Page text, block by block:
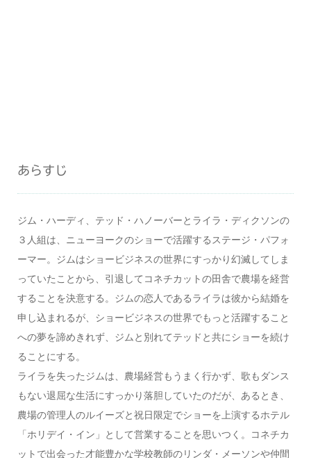
あらすじ
ジム・ハーディ、テッド・ハノーバーとライラ・ディクソンの
３人組は、ニューヨークのショーで活躍するステージ・パフォ
ーマー。ジムはショービジネスの世界にすっかり幻滅してしま
っていたことから、引退してコネチカットの田舎で農場を経営
することを決意する。ジムの恋人であるライラは彼から結婚を
申し込まれるが、ショービジネスの世界でもっと活躍すること
への夢を諦めきれず、ジムと別れてテッドと共にショーを続け
ることにする。
ライラを失ったジムは、農場経営もうまく行かず、歌もダンス
もない退屈な生活にすっかり落胆していたのだが、あるとき、
農場の管理人のルイーズと祝日限定でショーを上演するホテル
「ホリデイ・イン」として営業することを思いつく。コネチカ
ットで出会った才能豊かな学校教師のリンダ・メーソンや仲間